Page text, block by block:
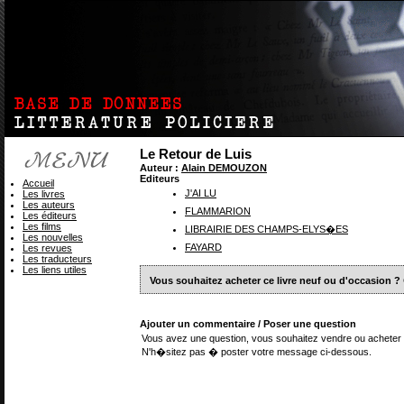
Le Retour de Luis
Auteur : Alain DEMOUZON
Editeurs
J'AI LU
FLAMMARION
LIBRAIRIE DES CHAMPS-ELYS�ES
FAYARD
Vous souhaitez acheter ce livre neuf ou d'occasion ?
Ajouter un commentaire / Poser une question
Vous avez une question, vous souhaitez vendre ou
N'h�sitez pas � poster votre message ci-dessous.
Accueil
Les livres
Les auteurs
Les éditeurs
Les films
Les nouvelles
Les revues
Les traducteurs
Les liens utiles